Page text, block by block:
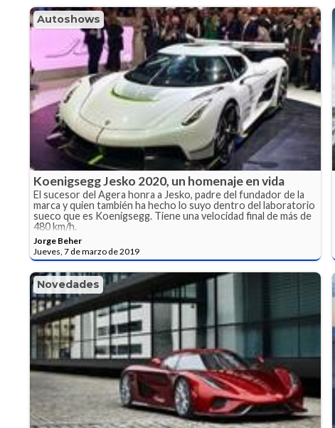
Autoshows
Koenigsegg Jesko 2020, un homenaje en vida
El sucesor del Agera honra a Jesko, padre del fundador de la
marca y quien también ha hecho lo suyo dentro del laboratorio
sueco que es Koenigsegg. Tiene una velocidad final de más de
480 km/h.
Jorge Beher
Jueves, 7 de marzo de 2019
Novedades